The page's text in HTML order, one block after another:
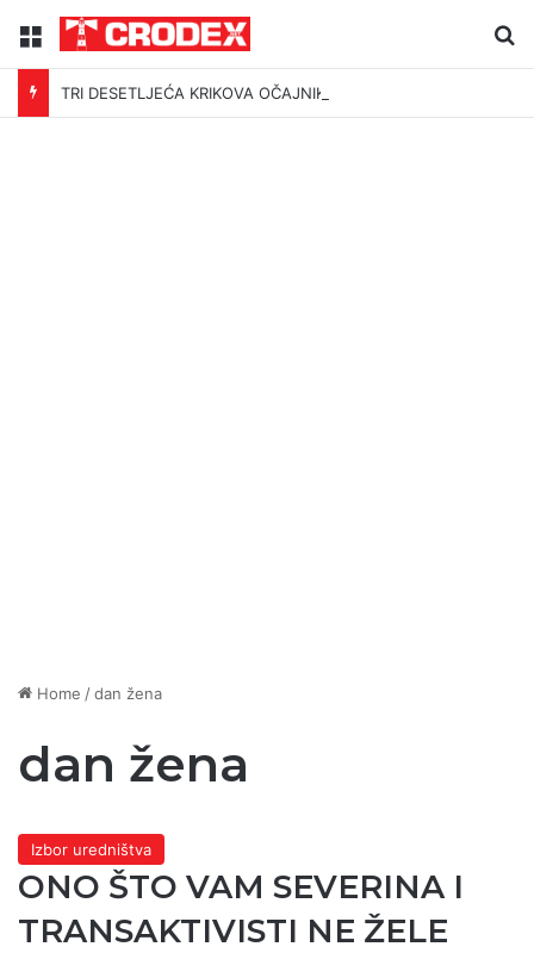
Menu
TRI DESETLJEĆA KRIKOVA OČAJNIKA
Home /dan žena
dan žena
Izbor uredništva
ONO ŠTO VAM SEVERINA I
TRANSAKTIVISTI NE ŽELE